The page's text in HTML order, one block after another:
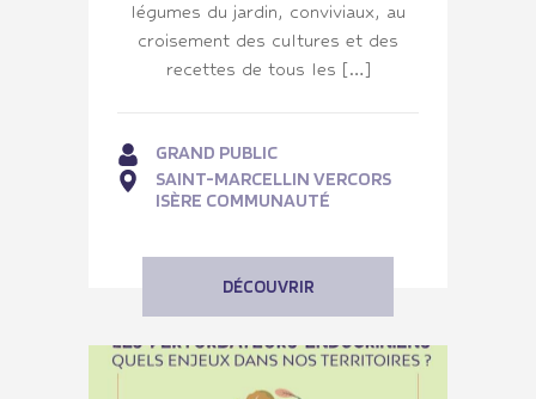
légumes du jardin, conviviaux, au
croisement des cultures et des
recettes de tous les […]
GRAND PUBLIC
SAINT-MARCELLIN VERCORS
ISÈRE COMMUNAUTÉ
DÉCOUVRIR